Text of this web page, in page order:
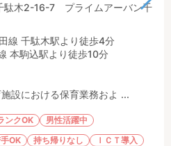
駄木2-16-7 プライムアーバン千
線 千駄木駅より徒歩4分
本駒込駅より徒歩10分
設における保育業務およ ...
ンクOK
男性活躍中
OK 持ち帰りなし ＩＣＴ導入